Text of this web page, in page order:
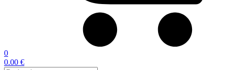
0
0.00 €